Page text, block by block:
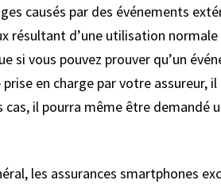
causés par des événements
résultant d’une utilisation
si vous pouvez prouver qu’un
en charge par votre assureur,
il pourra même être demandé
les assurances smartphones